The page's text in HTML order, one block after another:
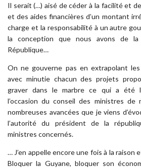
Il serait (…) aisé de céder à la facilité et
et des aides financières d’un montant
charge et la responsabilité à un autre
la conception que nous avons de la
République…
On ne gouverne pas en extrapolant
avec minutie chacun des projets
graver dans le marbre ce qui a été
l’occasion du conseil des ministres de
nombreuses avancées que je viens
l’autorité du président de la
ministres concernés.
… J’en appelle encore une fois à la raison
Bloquer la Guyane, bloquer son